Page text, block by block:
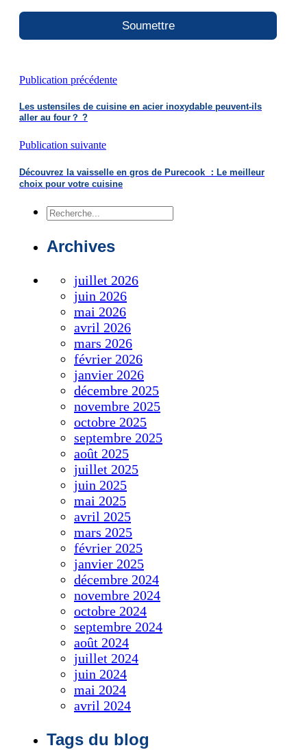
Soumettre
Publication précédente
Les ustensiles de cuisine en acier inoxydable peuvent-ils
aller au four？ ?
Publication suivante
Découvrez la vaisselle en gros de Purecook ：Le meilleur
choix pour votre cuisine
Recherche
Archives
juillet 2026
juin 2026
mai 2026
avril 2026
mars 2026
février 2026
janvier 2026
décembre 2025
novembre 2025
octobre 2025
septembre 2025
août 2025
juillet 2025
juin 2025
mai 2025
avril 2025
mars 2025
février 2025
janvier 2025
décembre 2024
novembre 2024
octobre 2024
septembre 2024
août 2024
juillet 2024
juin 2024
mai 2024
avril 2024
Tags du blog